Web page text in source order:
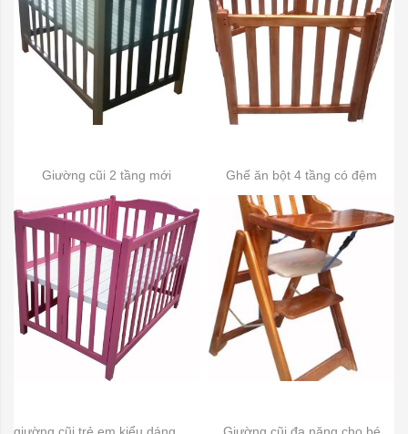
Giường cũi 2 tầng mới Ghế ăn bột 4 tầng có đệm